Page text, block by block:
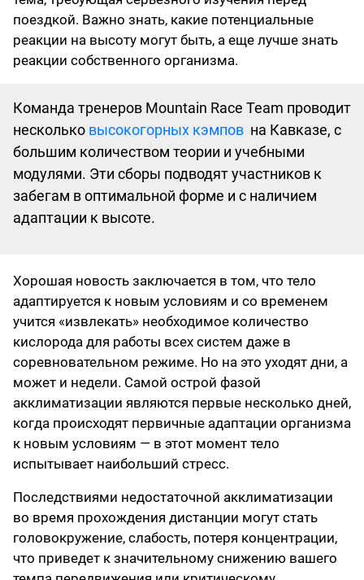
поездкой. Важно знать, какие потенциальные
реакции на высоту могут быть, а еще лучше знать
реакции собственного организма.
Команда тренеров Mountain Race Team проводит
несколько высокогорных кэмпов на Кавказе, с
большим количеством теории и учебными
модулями. Эти сборы подводят участников к
забегам в оптимальной форме и с наличием
адаптации к высоте.
Хорошая новость заключается в том, что тело
адаптируется к новым условиям и со временем
учится «извлекать»‎‎ необходимое количество
кислорода для работы всех систем даже в
соревновательном режиме. Но на это уходят дни, а
может и недели. Самой острой фазой
акклиматизации являются первые несколько дней,
когда происходят первичные адаптации организма
к новым условиям — в этот момент тело
испытывает наибольший стресс.
Последствиями недостаточной акклиматизации
во время прохождения дистанции могут стать
головокружение, слабость, потеря концентрации,
что приведет к значительному снижению вашего